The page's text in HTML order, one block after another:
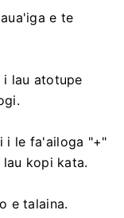
e te
i lau atotupe
i le fa'ailoga "+"
kopi kata.
e talaina.